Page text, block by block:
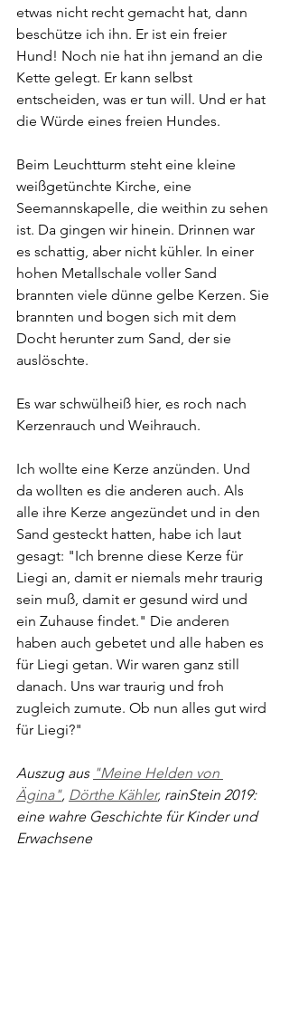
etwas nicht recht gemacht hat, dann
beschütze ich ihn. Er ist ein freier
Hund! Noch nie hat ihn jemand an die
Kette gelegt. Er kann selbst
entscheiden, was er tun will. Und er hat
die Würde eines freien Hundes.
Beim Leuchtturm steht eine kleine
weißgetünchte Kirche, eine
Seemannskapelle, die weithin zu sehen
ist. Da gingen wir hinein. Drinnen war
es schattig, aber nicht kühler. In einer
hohen Metallschale voller Sand
brannten viele dünne gelbe Kerzen. Sie
brannten und bogen sich mit dem
Docht herunter zum Sand, der sie
auslöschte.
Es war schwülheiß hier, es roch nach
Kerzenrauch und Weihrauch.
Ich wollte eine Kerze anzünden. Und
da wollten es die anderen auch. Als
alle ihre Kerze angezündet und in den
Sand gesteckt hatten, habe ich laut
gesagt: "Ich brenne diese Kerze für
Liegi an, damit er niemals mehr traurig
sein muß, damit er gesund wird und
ein Zuhause findet." Die anderen
haben auch gebetet und alle haben es
für Liegi getan. Wir waren ganz still
danach. Uns war traurig und froh
zugleich zumute. Ob nun alles gut wird
für Liegi?"
Auszug aus "Meine Helden von
Ägina", Dörthe Kähler, rainStein 2019:
eine wahre Geschichte für Kinder und
Erwachsene